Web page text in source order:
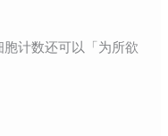
计数还可以「为所欲